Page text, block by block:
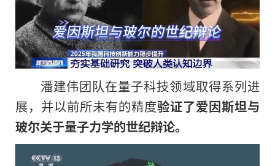
潘建伟团队在量子科技领域取得系列进
展，并以前所未有的精度验证了爱因斯坦与
玻尔关于量子力学的世纪辩论。